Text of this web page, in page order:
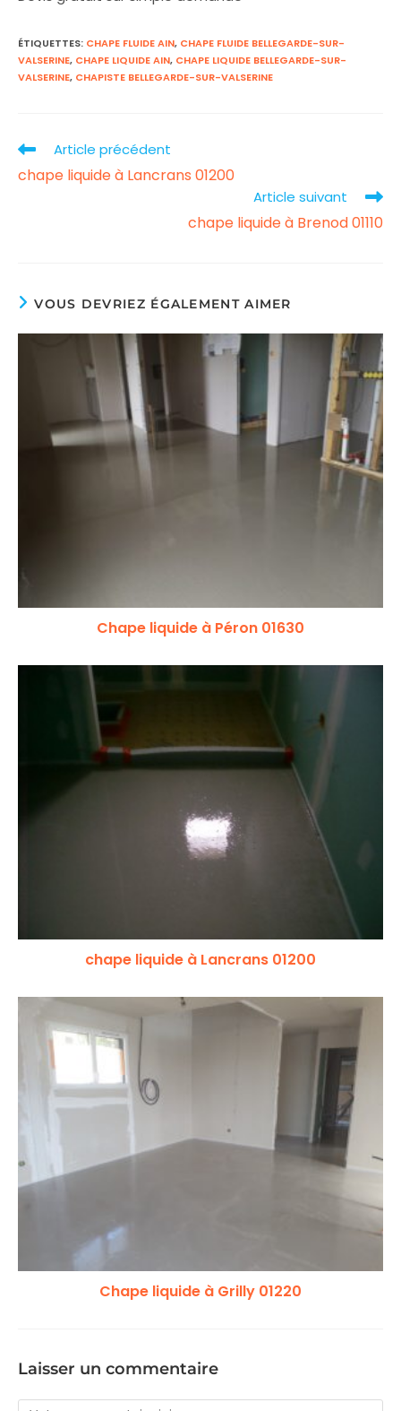
ÉTIQUETTES: CHAPE FLUIDE AIN, CHAPE FLUIDE BELLEGARDE-SUR-
VALSERINE, CHAPE LIQUIDE AIN, CHAPE LIQUIDE BELLEGARDE-SUR-
VALSERINE, CHAPISTE BELLEGARDE-SUR-VALSERINE
Read
more
Article précédent
chape liquide à Lancrans 01200
Article suivant
chape liquide à Brenod 01110
VOUS DEVRIEZ ÉGALEMENT AIMER
Chape liquide à Péron 01630
chape liquide à Lancrans 01200
Chape liquide à Grilly 01220
Laisser un commentaire